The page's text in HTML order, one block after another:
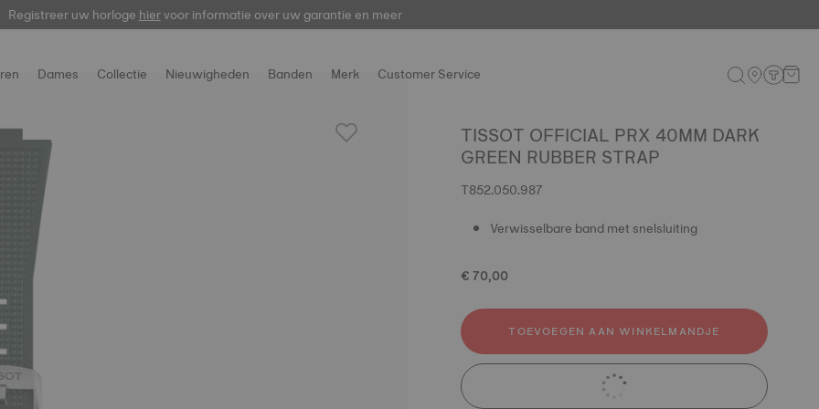
Registreer uw horlogehiervoor informatie over uw garantie en meer
Dames Collectie Nieuwigheden Banden Merk Customer Service
TISSOT OFFICIAL PRX 40MM DARK
GREEN RUBBER STRAP
T852.050.987
Verwisselbare band met snelsluiting
€ 70,00
TOEVOEGEN AAN WINKELMANDJE